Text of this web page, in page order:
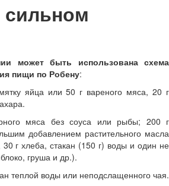
сильном
может быть использована схема
пищи по Робену:
яйца или 50 г вареного мяса, 20 г
мяса без соуса или рыбы; 200 г
добавлением растительного масла
г хлеба, стакан (150 г) воды и один не
груша и др.).
теплой воды или неподслащенного чая.